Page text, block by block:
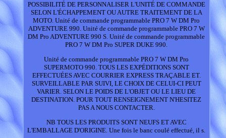
POSSIBILITÉ DE PERSONNALISER L'UNITÉ DE COMMANDE
SELON L'ÉCHAPPEMENT OU AUTRE TRAITEMENT DE LA
MOTO. Unité de commande programmable PRO 7 W DM Pro
ADVENTURE 990. Unité de commande programmable PRO 7 W
DM Pro ADVENTURE 990 S. Unité de commande programmable
PRO 7 W DM Pro SUPER DUKE 990.
Unité de commande programmable PRO 7 W DM Pro
SUPERMOTO 990. TOUS LES EXPÉDITIONS SONT
EFFECTUÉES AVEC COURRIER EXPRESS TRAÇABLE ET.
SURVEILLABLE PAR SUIVI, LE CHOIX DE CELUI-CI PEUT
VARIER. SELON LE POIDS DE L'OBJET OU LE LIEU DE
DESTINATION. POUR TOUT RENSEIGNEMENT N'HESITEZ
PAS A NOUS CONTACTER.
NB TOUS LES PRODUITS SONT NEUFS ET AVEC
L'EMBALLAGE D'ORIGINE. Une fois le banc coulé effectué, il s.